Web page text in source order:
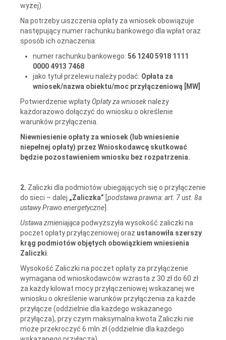
wyżej).
Na potrzeby uiszczenia opłaty za wniosek obowiązuje
następujący numer rachunku bankowego dla wpłat oraz
sposób ich oznaczenia:
numer rachunku bankowego: 56 1240 5918 1111
0000 4913 7468
jako tytuł przelewu należy podać: Opłata za
wniosek/nazwa obiektu/moc przyłączeniową [MW]
Potwierdzenie wpłaty Opłaty za wnioseknależy
każdorazowo dołączyć do wniosku o określenie
warunków przyłączenia.
Niewniesienie opłaty za wniosek ( lub wniesienie
niepełnej opłaty) przez Wnioskodawcę skutkować
będzie pozostawieniem wniosku bez rozpatrzenia.
2. Zaliczki dla podmiotów ubiegających się o przyłączenie
do sieci – dalej „Zaliczka” podstawa prawna: art. 7 ust. 8a
ustawy Prawo energetyczne
Ustawa zmieniającapodwyższyła wysokość zaliczki na
poczet opłaty przyłączeniowej oraz ustanowiła szerszy
krąg podmiotów objętych obowiązkiem wniesienia
Zaliczki
Wysokość Zaliczki na poczet opłaty za przyłączenie
wymagana od wnioskodawców wzrasta z 30 zł do 60 zł
za każdy kilowat mocy przyłączeniowej wskazanej we
wniosku o określenie warunków przyłączenia za każde
przyłącze (oddzielnie dla każdego wskazanego
przyłącza), przy czym maksymalna kwota Zaliczki nie
może przekroczyć 6 mln zł (oddzielnie dla każdego